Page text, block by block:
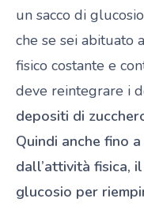
un sacco di
che se sei abituato
fisico costante e
deve reintegrare i
depositi di
Quindi anche fino
dall’attività fisica,
glucosio per